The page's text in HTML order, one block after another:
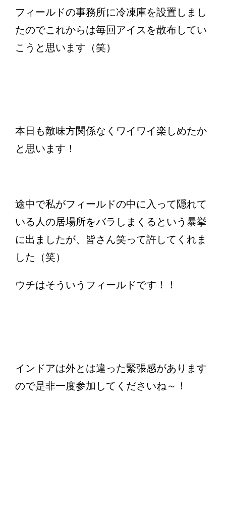
フィールドの事務所に冷凍庫を設置しまし
たのでこれからは毎回アイスを散布してい
こうと思います（笑）
本日も敵味方関係なくワイワイ楽しめたか
と思います！
途中で私がフィールドの中に入って隠れて
いる人の居場所をバラしまくるという暴挙
に出ましたが、皆さん笑って許してくれま
した（笑）
ウチはそういうフィールドです！！
インドアは外とは違った緊張感があります
ので是非一度参加してくださいね～！